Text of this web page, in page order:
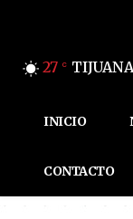
27 C TIJUANA
INICIO
CONTACTO